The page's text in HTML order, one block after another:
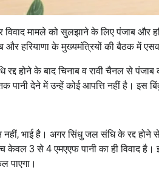
मामले को सुलझाने के लिए पंजाब और
हरियाणा के मुख्यमंत्रियों की बैठक में
होने के बाद चिनाब व रावी चैनल से
पानी देने में उन्हें कोई आपत्ति नहीं है। इस
नहीं, भाई है। अगर सिंधु जल संधि के रद्द
केवल 3 से 4 एमएएफ पानी का ही विवाद है।
पाएगा।